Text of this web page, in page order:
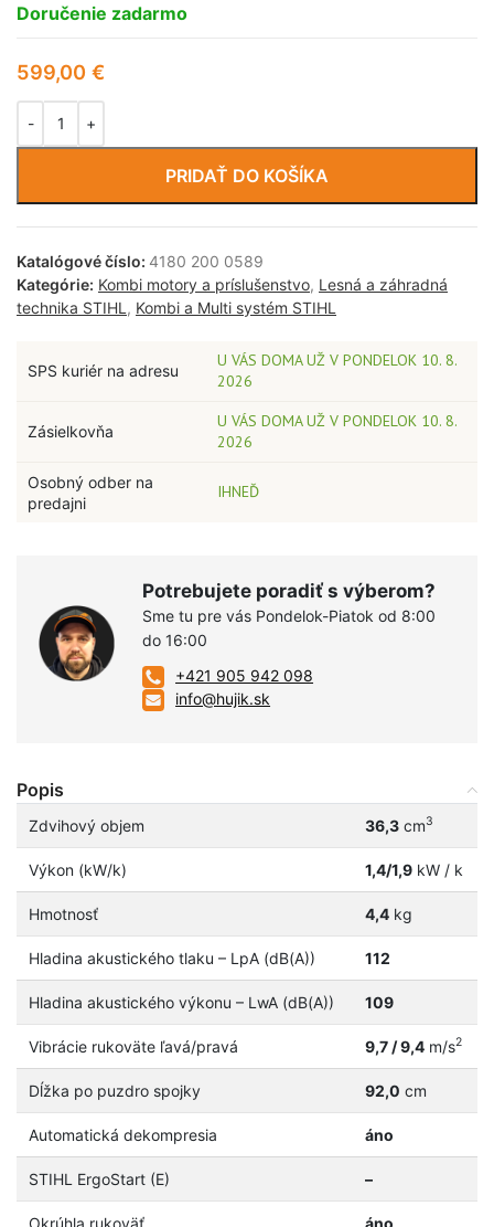
Doručenie zadarmo
599,00 €
PRIDAŤ DO KOŠÍKA
Katalógové číslo: 4180 200 0589
Kategórie: Kombi motory a príslušenstvo, Lesná a záhradná
technika STIHL , Kombi a Multi systém STIHL
SPS kuriér na adresu
U VÁS DOMA UŽ V PONDELOK 10. 8.
2026
Zásielkovňa
U VÁS DOMA UŽ V PONDELOK 10. 8.
2026
Osobný odber na
predajni
IHNEĎ
Potrebujete poradiť s výberom?
Sme tu pre vás Pondelok-Piatok od 8:00
do 16:00
+421 905 942 098
info@hujik.sk
Popis
Zdvihový objem 36,3cm3
Výkon (kW/k) 1,4/1,9kW / k
Hmotnosť 4,4kg
Hladina akustického tlaku – LpA (dB(A)) 112
Hladina akustického výkonu – LwA (dB(A)) 109
Vibrácie rukoväte ľavá/pravá 9,7 / 9,4m/s2
Dĺžka po puzdro spojky 92,0 cm
Automatická dekompresia áno
STIHL ErgoStart (E) –
Okrúhla rukoväť áno